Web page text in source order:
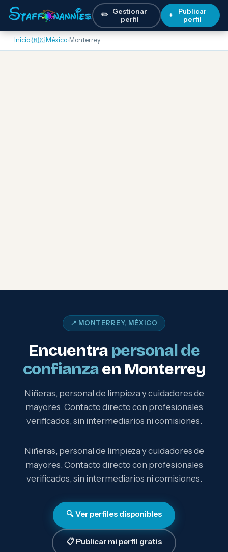
✏️ Gestionar
perfil
+
Publicar
perfil
Inicio›🇲🇽 México› Monterrey
📍 MONTERREY, MÉXICO
Encuentra personal de
confianzaen Monterrey
Niñeras, personal de limpieza y cuidadores de
mayores. Contacto directo con profesionales
verificados, sin intermediarios ni comisiones.
Niñeras, personal de limpieza y cuidadores de
mayores. Contacto directo con profesionales
verificados, sin intermediarios ni comisiones.
🔍 Ver perfiles disponibles
📋 Publicar mi perfil gratis